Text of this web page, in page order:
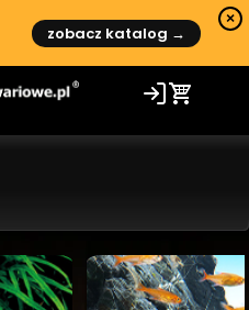
– poradniki,
zobacz katalog →
×